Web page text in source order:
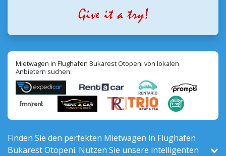
Mietwagen in Flughafen Bukarest Otopeni von lokalen
Anbietern suchen:
Finden Sie den perfekten Mietwagen in Flughafen
Bukarest Otopeni. Nutzen Sie unsere intelligenten